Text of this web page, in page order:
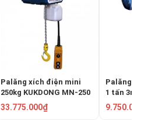
Palăng xích điện mini
250kg KUKDONG MN-250
33.775.000₫
Palăng
1 tấn 3m
CH1000